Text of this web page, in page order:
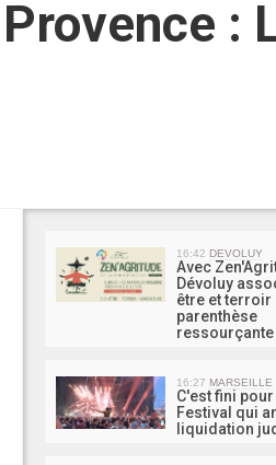
:
16:42 DEVOLUY
Avec
Dévoluy
être et terroir
parenthèse
ressourçante
16:27 MARSEILLE
C'est fini pour
Festival qui
liquidation